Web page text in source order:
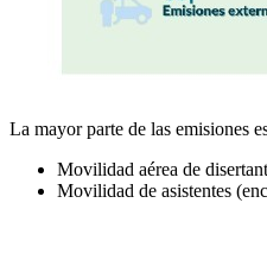
La mayor parte de las emisiones
Movilidad aérea de
Movilidad de asistentes